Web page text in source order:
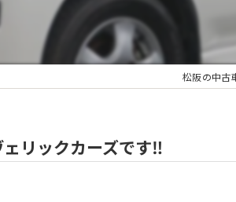
松阪の中古
リックカーズです‼️